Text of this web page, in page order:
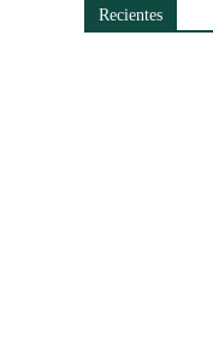
Recientes